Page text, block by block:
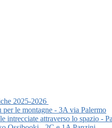
2025-2026
per le montagne - 3A via Palermo
intrecciate attraverso lo spazio -